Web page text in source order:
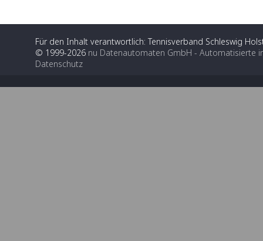
Für den Inhalt verantwortlich: Tennisverband Schleswig
© 1999-2026 nu Datenautomaten GmbH - Automatisierte
Datenschutz